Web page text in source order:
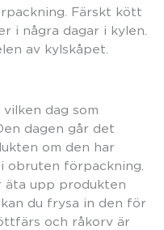
Färskt kött
i några dagar i kylen.
av kylskåpet.
dag som
dagen går det
om den har
obruten förpackning.
äta upp produkten
du frysa in den för
och råkorv är